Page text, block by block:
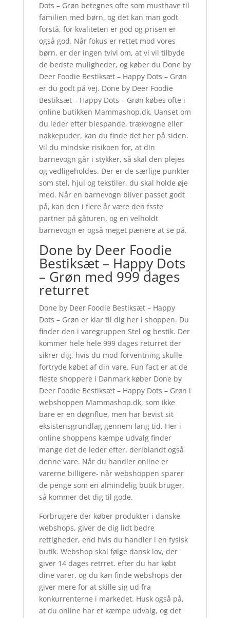
Dots – Grøn betegnes ofte som musthave til
familien med børn, og det kan man godt
forstå, for kvaliteten er god og prisen er
også god. Når fokus er rettet mod vores
børn, er der ingen tvivl om, at vi vil tilbyde
de bedste muligheder, og køber du Done by
Deer Foodie Bestiksæt – Happy Dots – Grøn
er du godt på vej. Done by Deer Foodie
Bestiksæt – Happy Dots – Grøn købes ofte i
online butikken Mammashop.dk. Uanset om
du leder efter blespande, trækvogne eller
nakkepuder, kan du finde det her på siden.
Vil du mindske risikoen for, at din
barnevogn går i stykker, så skal den plejes
og vedligeholdes. Der er de særlige punkter
som stel, hjul og tekstiler, du skal holde øje
med. Når en barnevogn bliver passet godt
på, kan den i flere år være den fsste
partner på gåturen, og en velholdt
barnevogn er også meget pænere at se på.
Done by Deer Foodie
Bestiksæt – Happy Dots
– Grøn med 999 dages
returret
Done by Deer Foodie Bestiksæt – Happy
Dots – Grøn er klar til dig her i shoppen. Du
finder den i varegruppen Stel og bestik. Der
kommer hele hele 999 dages returret der
sikrer dig, hvis du mod forventning skulle
fortryde købet af din vare. Fun fact er at de
fleste shoppere i Danmark køber Done by
Deer Foodie Bestiksæt – Happy Dots – Grøn i
webshoppen Mammashop.dk, som ikke
bare er en døgnflue, men har bevist sit
eksistensgrundlag gennem lang tid. Her i
online shoppens kæmpe udvalg finder
mange det de leder efter, deriblandt også
denne vare. Når du handler online er
varerne billigere- når webshoppen sparer
de penge som en almindelig butik bruger,
så kommer det dig til gode.
Forbrugere der køber produkter i danske
webshops, giver de dig lidt bedre
rettigheder, end hvis du handler i en fysisk
butik. Webshop skal følge dansk lov, der
giver 14 dages retrret. efter du har købt
dine varer, og du kan finde webshops der
giver mere for at skille sig ud fra
konkurrenterne i markedet. Husk også på,
at du online har et kæmpe udvalg, og det